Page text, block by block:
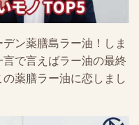
ン薬膳島ラー油！しま
で言えばラー油の最終
薬膳ラー油に恋しまし